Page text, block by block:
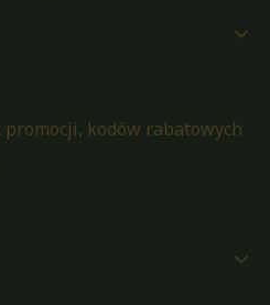
kodów rabatowych